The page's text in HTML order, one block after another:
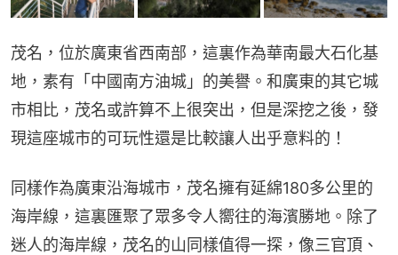
茂名，位於廣東省西南部，這裏作為華南最大石化基
地，素有「中國南方油城」的美譽。和廣東的其它城
市相比，茂名或許算不上很突出，但是深挖之後，發
現這座城市的可玩性還是比較讓人出乎意料的！
同樣作為廣東沿海城市，茂名擁有延綿180多公里的
海岸線，這裏匯聚了眾多令人嚮往的海濱勝地。除了
迷人的海岸線，茂名的山同樣值得一探，像三官頂、